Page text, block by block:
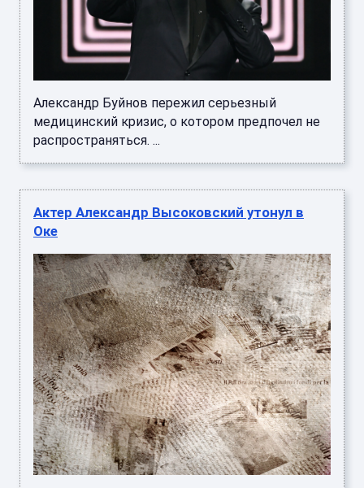
Александр Буйнов пережил серьезный
медицинский кризис, о котором предпочел не
распространяться. ...
Актер Александр Высоковский утонул в
Оке